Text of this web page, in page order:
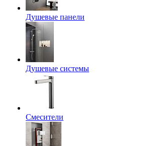
Душевые панели
Душевые системы
Смесители